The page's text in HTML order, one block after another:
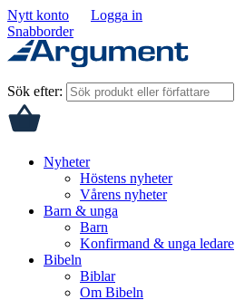
Nytt konto
Logga in
Snabborder
Sök efter:
Nyheter
Höstens nyheter
Vårens nyheter
Barn & unga
Barn
Konfirmand & unga ledare
Bibeln
Biblar
Om Bibeln